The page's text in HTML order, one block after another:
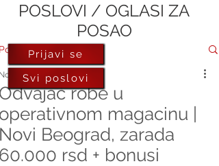
robe u
magacinu |
Beograd, zarada
rsd + bonusi
6, 2023
Prijavi se
Svi poslovi
POSLOVI / OGLASI ZA
POSAO